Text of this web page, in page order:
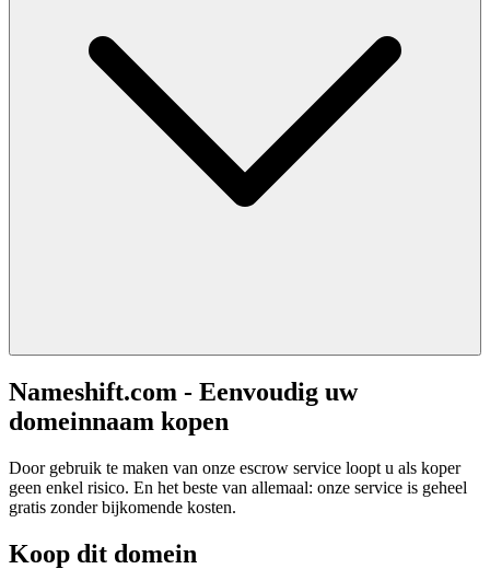
Nameshift.com - Eenvoudig uw
domeinnaam kopen
Door gebruik te maken van onze escrow service loopt u als koper
geen enkel risico. En het beste van allemaal: onze service is geheel
gratis zonder bijkomende kosten.
Koop dit domein